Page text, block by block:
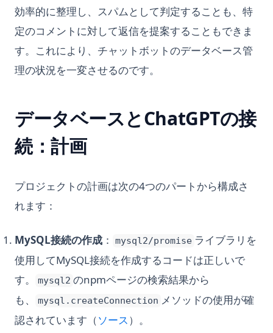
効率的に整理し、スパムとして判定することも、特
定のコメントに対して返信を提案することもできま
す。これにより、チャットボットのデータベース管
理の状況を一変させるのです。
データベースとChatGPTの接
続：計画
プロジェクトの計画は次の4つのパートから構成さ
れます：
MySQL接続の作成 ： mysql2/promise ライブラリを
使用してMySQL接続を作成するコードは正しいで
す。
mysql2 のnpmページの検索結果から
も、
mysql.createConnection メソッドの使用が確
認されています（ソース(opens in a new tab)
）。